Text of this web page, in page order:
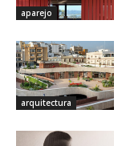
aparejo
arquitectura